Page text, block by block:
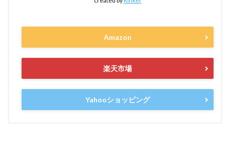
Amazon
楽天市場
Yahooショッピング